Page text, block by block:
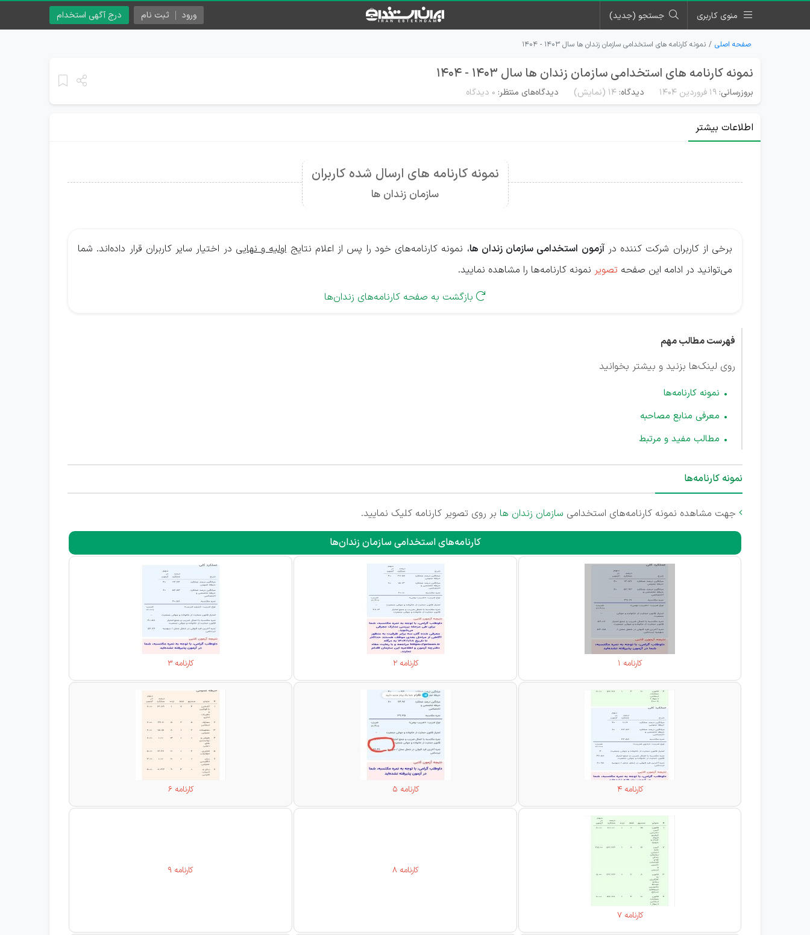
منوی کاربری جستجو (جدید) درج آگهی استخدام ورود ثبت نام
صفحه اصلی نمونه کارنامه های استخدامی سازمان زندان ها سال ۱۴۰۳ - ۱۴۰۴
نمونه کارنامه های استخدامی سازمان زندان ها سال ۱۴۰۳ - ۱۴۰۴
بروزرسانی: ۱۹ فروردین ۱۴۰۴ دیدگاه: 14 (نمایش) دیدگاه‌های منتظر: ۰ دیدگاه
اطلاعات بیشتر
نمونه کارنامه های ارسال شده کاربران
سازمان زندان ها
برخی از کاربران شرکت کننده درآزمون استخدامی سازمان زندان ها، نمونه کارنامه‌های خود را پس از اعلام نتایجاولیه و نهایی در اختیار سایر کاربران قرار داده‌اند. شما
می‌توانید در ادامه این صفحه تصویر نمونه کارنامه‌ها را مشاهده نمایید.
 بازگشت به صفحه کارنامه‌های زندان‌ها
فهرست مطالب مهم
روی لینک‌ها بزنید و بیشتر بخوانید
نمونه کارنامه‌ها
معرفی منابع مصاحبه
مطالب مفید و مرتبط
نمونه کارنامه‌ها
 جهت مشاهده نمونه کارنامه‌های استخدامی سازمان زندان ها بر روی تصویر کارنامه کلیک نمایید.
کارنامه‌های استخدامی سازمان زندان‌ها
کارنامه 1 کارنامه 2 کارنامه 3
کارنامه 4 کارنامه 5 کارنامه 6
کارنامه 7
کارنامه 8 کارنامه 9